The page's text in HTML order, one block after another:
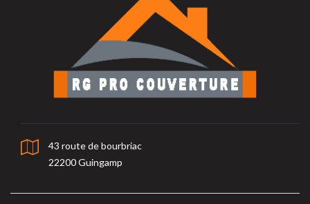
43 route de bourbriac
22200 Guingamp